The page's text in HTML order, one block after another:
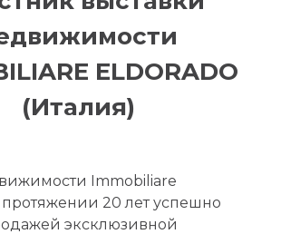
ELDORADO
(Италия)
Immobiliare
протяжении 20 лет успешно
эксклюзивной